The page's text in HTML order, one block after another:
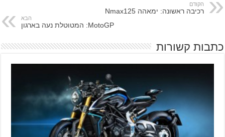
הקודם
רכיבה ראשונה: ימאהה Nmax125
הבא
MotoGP: המטוטלת נעה בארגון
כתבות קשורות